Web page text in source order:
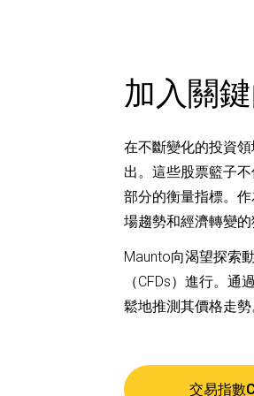
加入關
在不斷變化的投資
出。這些股票籃子
部分的衡量指標。
場趨勢和經濟轉變的
Maunto向渴望探索
（CFDs）進行。
鬆地推測其價格走勢
交易指數